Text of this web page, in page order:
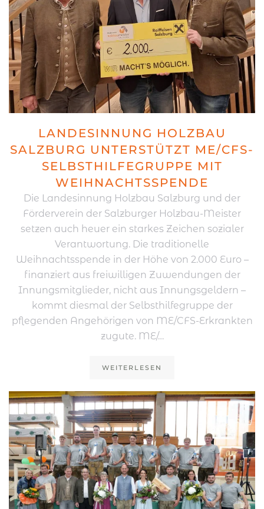
LANDESINNUNG HOLZBAU
SALZBURG UNTERSTÜTZT ME/CFS-
SELBSTHILFEGRUPPE MIT
WEIHNACHTSSPENDE
Die Landesinnung Holzbau Salzburg und der
Förderverein der Salzburger Holzbau-Meister
setzen auch heuer ein starkes Zeichen sozialer
Verantwortung. Die traditionelle
Weihnachtsspende in der Höhe von 2.000 Euro –
finanziert aus freiwilligen Zuwendungen der
Innungsmitglieder, nicht aus Innungsgeldern –
kommt diesmal der Selbsthilfegruppe der
pflegenden Angehörigen von ME/CFS-Erkrankten
zugute. ME/…
WEITERLESEN